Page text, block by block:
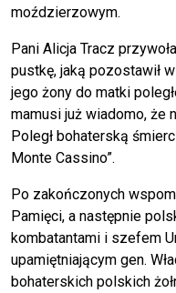
moździerzowym.
Pani Alicja Tracz
pustkę, jaką pozostawił
jego żony do matki
mamusi już wiadomo, że
Poległ bohaterską
Monte Cassino”.
Po zakończonych
Pamięci, a następnie
kombatantami i szefem
upamiętniającym gen.
bohaterskich polskich